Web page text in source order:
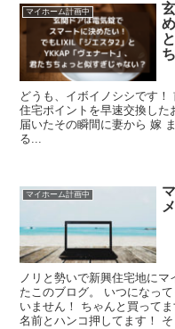
マイホーム計画中
どうも、イボイノシシです
住宅ポイントを早速交換した
届いたその瞬間に妻から 嫁
る...
マイホーム計画中
メ
ノリと勢いで新興住宅地に
たこのブログ。 いつになっ
いません！ ちゃんと買って
名前とハンコ押してます！